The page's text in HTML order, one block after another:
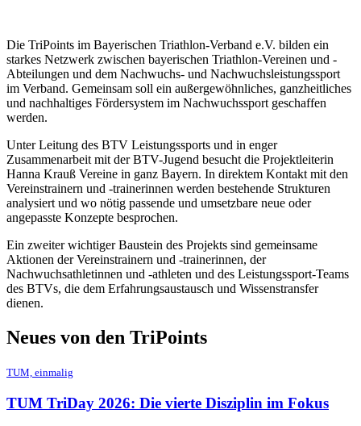
Die TriPoints im Bayerischen Triathlon-Verband e.V. bilden ein
starkes Netzwerk zwischen bayerischen Triathlon-Vereinen und -
Abteilungen und dem Nachwuchs- und Nachwuchsleistungssport
im Verband. Gemeinsam soll ein außergewöhnliches, ganzheitliches
und nachhaltiges Fördersystem im Nachwuchssport geschaffen
werden.
Unter Leitung des BTV Leistungssports und in enger
Zusammenarbeit mit der BTV-Jugend besucht die Projektleiterin
Hanna Krauß Vereine in ganz Bayern. In direktem Kontakt mit den
Vereinstrainern und -trainerinnen werden bestehende Strukturen
analysiert und wo nötig passende und umsetzbare neue oder
angepasste Konzepte besprochen.
Ein zweiter wichtiger Baustein des Projekts sind gemeinsame
Aktionen der Vereinstrainern und -trainerinnen, der
Nachwuchsathletinnen und -athleten und des Leistungssport-Teams
des BTVs, die dem Erfahrungsaustausch und Wissenstransfer
dienen.
Neues von den TriPoints
TUM, einmalig
TUM TriDay 2026: Die vierte Disziplin im Fokus